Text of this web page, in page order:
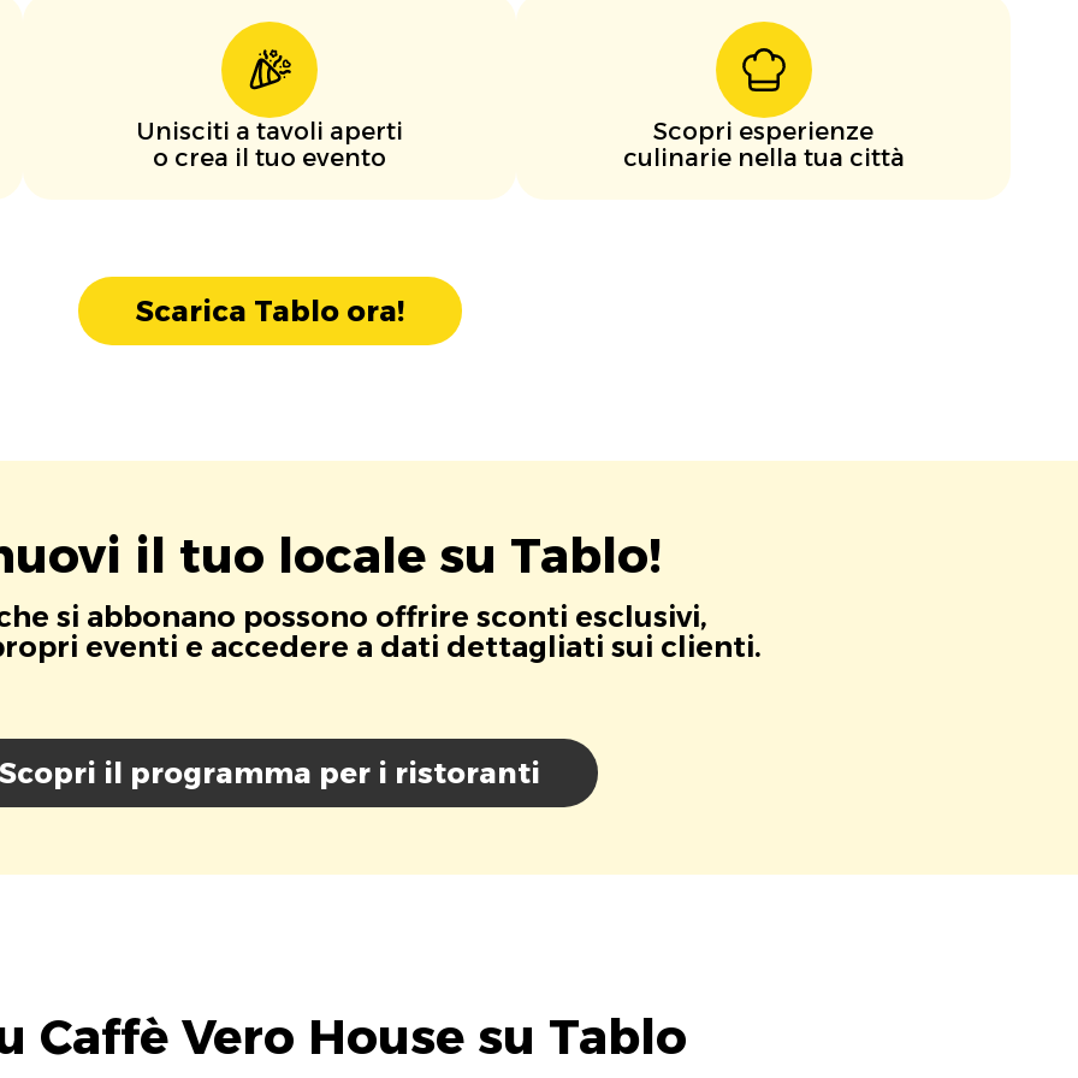
Unisciti a tavoli aperti
o crea il tuo evento
Scopri esperienze
culinarie nella tua città
Scarica Tablo ora!
il tuo locale su Tablo!
si abbonano possono offrire sconti esclusivi,
eventi e accedere a dati dettagliati sui clienti.
Scopri il programma per i ristoranti
Caffè Vero House su Tablo